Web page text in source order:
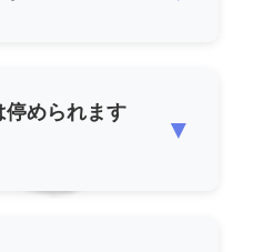
められます
▼